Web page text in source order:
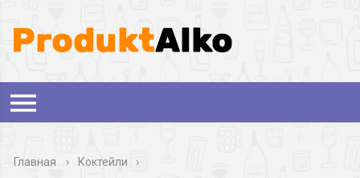
Главная › Коктейли